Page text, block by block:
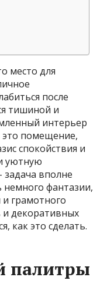
место для
после
тишиной и
интерьер
это помещение,
спокойствия и
уютную
вполне
фантазии,
грамотного
декоративных
как это сделать.
палитры